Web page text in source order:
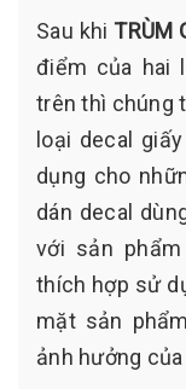
Sau khi TRÙM
điểm của hai
trên thì chúng
loại decal
dụng cho
dán decal
với sản phẩm
thích hợp sử
mặt sản
ảnh hưởng